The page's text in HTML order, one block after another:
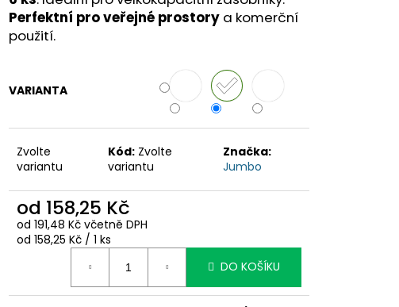
Perfektní pro veřejné prostory a komerční
použití.
VARIANTA
Zvolte
variantu
Kód: Zvolte
variantu
Značka:
Jumbo
od 158,25 Kč
od 191,48 Kč včetně DPH
Měrná
od 158,25 Kč / 1 ks
DO KOŠÍKU